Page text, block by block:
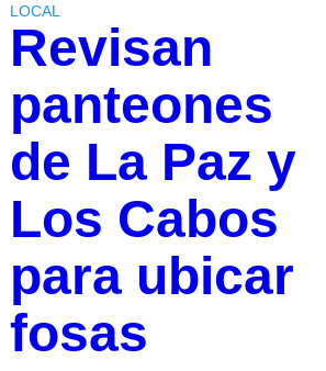
LOCAL
Revisan
panteones
de La Paz y
Los Cabos
para ubicar
fosas